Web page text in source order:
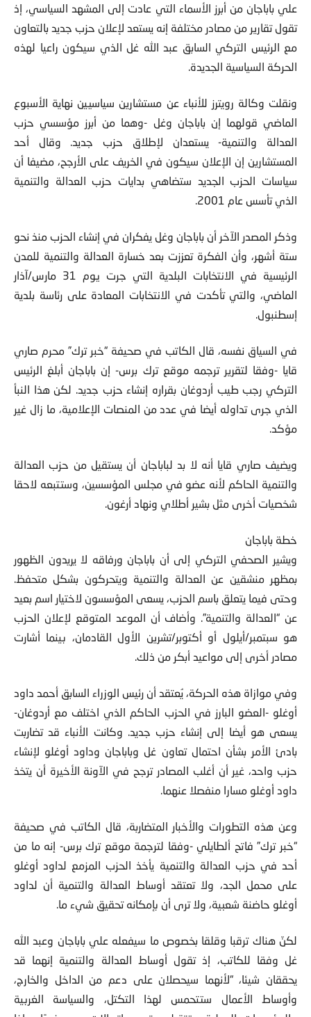
علي باباجان من أبرز الأسماء التي عادت إلى المشهد السياسي، إذ
تقول تقارير من مصادر مختلفة إنه يستعد لإعلان حزب جديد بالتعاون
مع الرئيس التركي السابق عبد الله غل الذي سيكون راعيا لهذه
الحركة السياسية الجديدة.
ونقلت وكالة رويترز للأنباء عن مستشارين سياسيين نهاية الأسبوع
الماضي قولهما إن باباجان وغل -وهما من أبرز مؤسسي حزب
العدالة والتنمية- يستعدان لإطلاق حزب جديد. وقال أحد
المستشارين إن الإعلان سيكون في الخريف على الأرجح، مضيفا أن
سياسات الحزب الجديد ستضاهي بدايات حزب العدالة والتنمية
الذي تأسس عام 2001.
وذكر المصدر الآخر أن باباجان وغل يفكران في إنشاء الحزب منذ نحو
ستة أشهر، وأن الفكرة تعززت بعد خسارة العدالة والتنمية للمدن
الرئيسية في الانتخابات البلدية التي جرت يوم 31 مارس/آذار
الماضي، والتي تأكدت في الانتخابات المعادة على رئاسة بلدية
إسطنبول.
في السياق نفسه، قال الكاتب في صحيفة “خبر ترك” محرم صاري
قايا -وفقا لتقرير ترجمه موقع ترك برس- إن باباجان أبلغ الرئيس
التركي رجب طيب أردوغان بقراره إنشاء حزب جديد. لكن هذا النبأ
الذي جرى تداوله أيضا في عدد من المنصات الإعلامية، ما زال غير
مؤكد.
ويضيف صاري قايا أنه لا بد لباباجان أن يستقيل من حزب العدالة
والتنمية الحاكم لأنه عضو في مجلس المؤسسين، وستتبعه لاحقا
شخصيات أخرى مثل بشير أطلاي ونهاد أرغون.
خطة باباجان
ويشير الصحفي التركي إلى أن باباجان ورفاقه لا يريدون الظهور
بمظهر منشقين عن العدالة والتنمية ويتحركون بشكل متحفظ.
وحتى فيما يتعلق باسم الحزب، يسعى المؤسسون لاختيار اسم بعيد
عن “العدالة والتنمية”. وأضاف أن الموعد المتوقع لإعلان الحزب
هو سبتمبر/أيلول أو أكتوبر/تشرين الأول القادمان، بينما أشارت
مصادر أخرى إلى مواعيد أبكر من ذلك.
وفي موازاة هذه الحركة، يُعتقد أن رئيس الوزراء السابق أحمد داود
أوغلو -العضو البارز في الحزب الحاكم الذي اختلف مع أردوغان-
يسعى هو أيضا إلى إنشاء حزب جديد. وكانت الأنباء قد تضاربت
بادئ الأمر بشأن احتمال تعاون غل وباباجان وداود أوغلو لإنشاء
حزب واحد، غير أن أغلب المصادر ترجح في الآونة الأخيرة أن يتخذ
داود أوغلو مسارا منفصلا عنهما.
وعن هذه التطورات والأخبار المتضاربة، قال الكاتب في صحيفة
“خبر ترك” فاتح ألطايلي -وفقا لترجمة موقع ترك برس- إنه ما من
أحد في حزب العدالة والتنمية يأخذ الحزب المزمع لداود أوغلو
على محمل الجد، ولا تعتقد أوساط العدالة والتنمية أن لداود
أوغلو حاضنة شعبية، ولا ترى أن بإمكانه تحقيق شيء ما.
لكنّ هناك ترقبا وقلقا بخصوص ما سيفعله علي باباجان وعبد الله
غل وفقا للكاتب، إذ تقول أوساط العدالة والتنمية إنهما قد
يحققان شيئا، “لأنهما سيحصلان على دعم من الداخل والخارج،
وأوساط الأعمال ستتحمس لهذا التكتل، والسياسة الغربية